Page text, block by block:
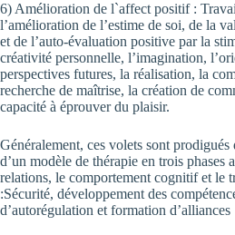
6) Amélioration de l`affect positif :
l’amélioration de l’estime de soi, de la
et de l’auto-évaluation positive par la
créativité personnelle, l’imagination,
perspectives futures, la réalisation, la
recherche de maîtrise, la création de
capacité à éprouver du plaisir.
Généralement, ces volets sont prodigués
d’un modèle de thérapie en trois phases
relations, le comportement cognitif et le
:Sécurité, développement des
d’autorégulation et formation d’alliances